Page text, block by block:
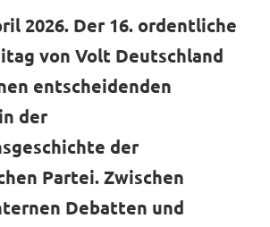
2026. Der 16. ordentliche
von Volt Deutschland
entscheidenden
der
der
Partei. Zwischen
Debatten und